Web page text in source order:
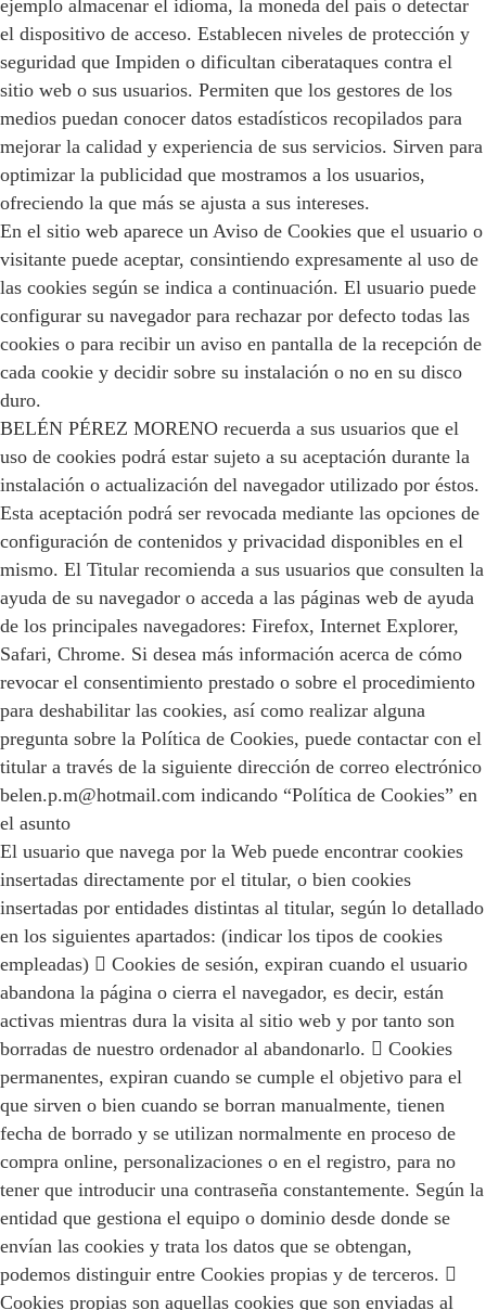
ejemplo almacenar el idioma, la moneda del país o detectar
el dispositivo de acceso. Establecen niveles de protección y
seguridad que Impiden o dificultan ciberataques contra el
sitio web o sus usuarios. Permiten que los gestores de los
medios puedan conocer datos estadísticos recopilados para
mejorar la calidad y experiencia de sus servicios. Sirven para
optimizar la publicidad que mostramos a los usuarios,
ofreciendo la que más se ajusta a sus intereses.
En el sitio web aparece un Aviso de Cookies que el usuario o
visitante puede aceptar, consintiendo expresamente al uso de
las cookies según se indica a continuación. El usuario puede
configurar su navegador para rechazar por defecto todas las
cookies o para recibir un aviso en pantalla de la recepción de
cada cookie y decidir sobre su instalación o no en su disco
duro.
BELÉN PÉREZ MORENO recuerda a sus usuarios que el
uso de cookies podrá estar sujeto a su aceptación durante la
instalación o actualización del navegador utilizado por éstos.
Esta aceptación podrá ser revocada mediante las opciones de
configuración de contenidos y privacidad disponibles en el
mismo. El Titular recomienda a sus usuarios que consulten la
ayuda de su navegador o acceda a las páginas web de ayuda
de los principales navegadores: Firefox, Internet Explorer,
Safari, Chrome. Si desea más información acerca de cómo
revocar el consentimiento prestado o sobre el procedimiento
para deshabilitar las cookies, así como realizar alguna
pregunta sobre la Política de Cookies, puede contactar con el
titular a través de la siguiente dirección de correo electrónico
belen.p.m@hotmail.com indicando “Política de Cookies” en
el asunto
El usuario que navega por la Web puede encontrar cookies
insertadas directamente por el titular, o bien cookies
insertadas por entidades distintas al titular, según lo detallado
en los siguientes apartados: (indicar los tipos de cookies
empleadas)  Cookies de sesión, expiran cuando el usuario
abandona la página o cierra el navegador, es decir, están
activas mientras dura la visita al sitio web y por tanto son
borradas de nuestro ordenador al abandonarlo.  Cookies
permanentes, expiran cuando se cumple el objetivo para el
que sirven o bien cuando se borran manualmente, tienen
fecha de borrado y se utilizan normalmente en proceso de
compra online, personalizaciones o en el registro, para no
tener que introducir una contraseña constantemente. Según la
entidad que gestiona el equipo o dominio desde donde se
envían las cookies y trata los datos que se obtengan,
podemos distinguir entre Cookies propias y de terceros. 
Cookies propias son aquellas cookies que son enviadas al